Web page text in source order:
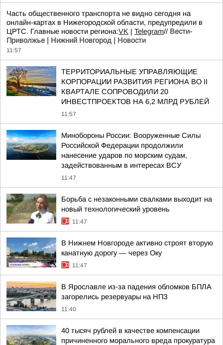
Часть общественного транспорта не видно сегодня на
онлайн-картах в Нижегородской области, предупредили в
ЦРТС. Главные новости региона:VK | Telegram// Вести-
Приволжье | Нижний Новгород | Новости
11:57
ТЕРРИТОРИАЛЬНЫЕ УПРАВЛЯЮЩИЕ
КОРПОРАЦИИ РАЗВИТИЯ РЕГИОНА ВО II
КВАРТАЛЕ СОПРОВОДИЛИ 20
ИНВЕСТПРОЕКТОВ НА 6,2 МЛРД РУБЛЕЙ
11:57
Минобороны России: Вооруженные Силы
Российской Федерации продолжили
нанесение ударов по морским судам,
задействованным в интересах ВСУ
11:47
Борьба с незаконными свалками выходит на
новый технологический уровень
11:47
В Нижнем Новгороде активно строят вторую
канатную дорогу — через Оку
11:47
В Ярославле из-за падения обломков БПЛА
загорелись резервуары на НПЗ
11:40
40 тысяч рублей в качестве компенсации
причиненного морального вреда прокуратура